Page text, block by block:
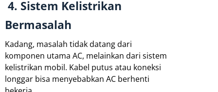
4. Sistem Kelistrikan
Bermasalah
Kadang, masalah tidak datang dari
komponen utama AC, melainkan dari sistem
kelistrikan mobil. Kabel putus atau koneksi
longgar bisa menyebabkan AC berhenti